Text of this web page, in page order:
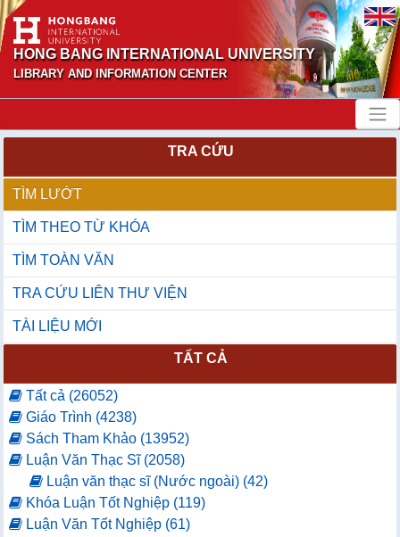
HONG BANG INTERNATIONAL UNIVERSITY
LIBRARY AND INFORMATION CENTER
TRA CỨU
TÌM LƯỚT
TÌM THEO TỪ KHÓA
TÌM TOÀN VĂN
TRA CỨU LIÊN THƯ VIỆN
TÀI LIỆU MỚI
TẤT CẢ
Tất cả (26052)
Giáo Trình (4238)
Sách Tham Khảo (13952)
Luận Văn Thạc Sĩ (2058)
Luận văn thạc sĩ (Nước ngoài) (42)
Khóa Luận Tốt Nghiệp (119)
Luận Văn Tốt Nghiệp (61)